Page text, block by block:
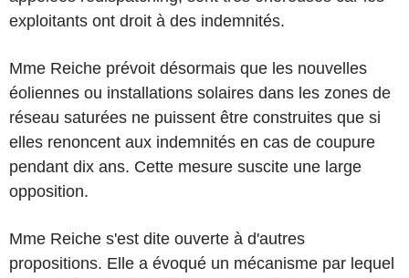
exploitants ont droit à des indemnités.
Mme Reiche prévoit désormais que les nouvelles
éoliennes ou installations solaires dans les zones de
réseau saturées ne puissent être construites que si
elles renoncent aux indemnités en cas de coupure
pendant dix ans. Cette mesure suscite une large
opposition.
Mme Reiche s'est dite ouverte à d'autres
propositions. Elle a évoqué un mécanisme par lequel